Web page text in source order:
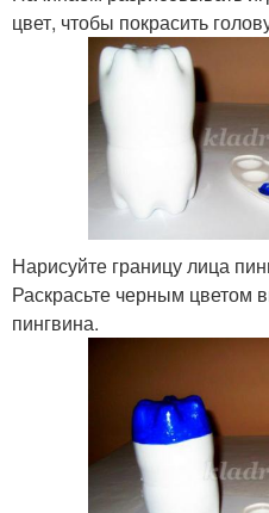
цвет, чтобы покрасить
Нарисуйте границу лица
Раскрасьте черным цветом
пингвина.